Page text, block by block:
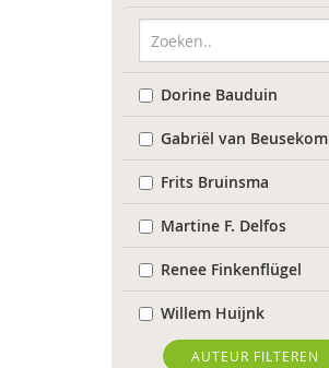
Dorine Bauduin
Gabriël van Beusekom
Frits Bruinsma
Martine F. Delfos
Renee Finkenflügel
Willem Huijnk
Lucet van der Kamp
AUTEUR FILTEREN